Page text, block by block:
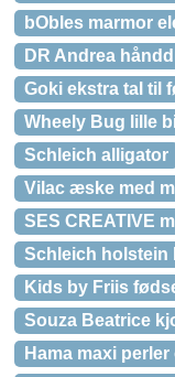
bObles marmor
DR Andrea
Goki ekstra tal til
Wheely Bug lille
Schleich alligator
Vilac æske med
SES CREATIVE
Schleich holstein
Kids by Friis
Souza Beatrice
Hama maxi